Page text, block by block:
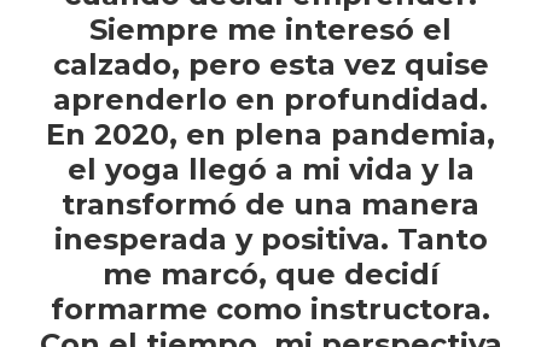
Siempre me interesó el
calzado, pero esta vez quise
aprenderlo en profundidad.
En 2020, en plena pandemia,
el yoga llegó a mi vida y la
transformó de una manera
inesperada y positiva. Tanto
me marcó, que decidí
formarme como instructora.